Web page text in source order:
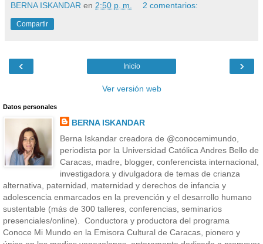
BERNA ISKANDAR en 2:50 p. m. 2 comentarios:
Compartir
‹ ›
Inicio
Ver versión web
Datos personales
BERNA ISKANDAR
Berna Iskandar creadora de @conocemimundo,
periodista por la Universidad Católica Andres Bello de
Caracas, madre, blogger, conferencista internacional,
investigadora y divulgadora de temas de crianza
alternativa, paternidad, maternidad y derechos de infancia y
adolescencia enmarcados en la prevención y el desarrollo humano
sustentable (más de 300 talleres, conferencias, seminarios
presenciales/online). Conductora y productora del programa
Conoce Mi Mundo en la Emisora Cultural de Caracas, pionero y